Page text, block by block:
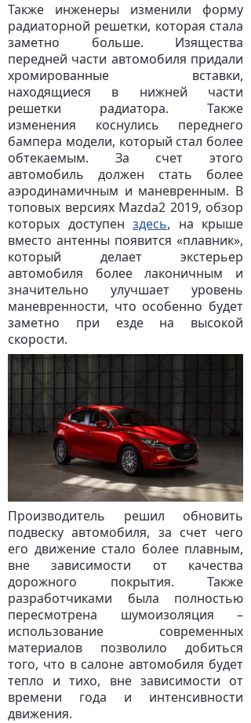
Также инженеры изменили форму
радиаторной решетки, которая стала
заметно больше. Изящества
передней части автомобиля придали
хромированные вставки,
находящиеся в нижней части
решетки радиатора. Также
изменения коснулись переднего
бампера модели, который стал более
обтекаемым. За счет этого
автомобиль должен стать более
аэродинамичным и маневренным. В
топовых версиях Mazda2 2019, обзор
которых доступен здесь, на крыше
вместо антенны появится «плавник»,
который делает экстерьер
автомобиля более лаконичным и
значительно улучшает уровень
маневренности, что особенно будет
заметно при езде на высокой
скорости.
Производитель решил обновить
подвеску автомобиля, за счет чего
его движение стало более плавным,
вне зависимости от качества
дорожного покрытия. Также
разработчиками была полностью
пересмотрена шумоизоляция –
использование современных
материалов позволило добиться
того, что в салоне автомобиля будет
тепло и тихо, вне зависимости от
времени года и интенсивности
движения.